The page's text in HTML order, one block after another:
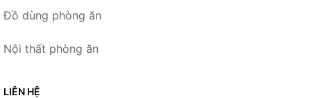
Đồ dùng phòng ăn
Nội thất phòng ăn
LIÊN HỆ